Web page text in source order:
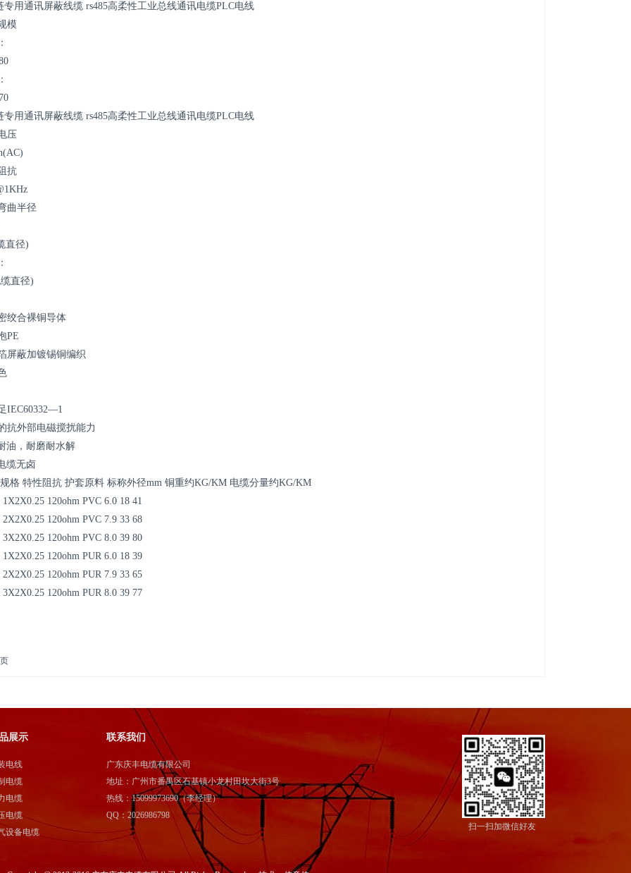
专用通讯屏蔽线缆 rs485高柔性工业总线通讯电缆PLC电线
模
专用通讯屏蔽线缆 rs485高柔性工业总线通讯电缆PLC电线
压
抗
曲半径
直径)
直径)
绞合裸铜导体
PE
屏蔽加镀锡铜编织
IEC60332—1
抗外部电磁搅扰能力
油，耐磨耐水解
缆无卤
格 特性阻抗 护套原料 标称外径mm 铜重约KG/KM 电缆分量约KG/KM
1X2X0.25 120ohm PVC 6.0 18 41
2X2X0.25 120ohm PVC 7.9 33 68
3X2X0.25 120ohm PVC 8.0 39 80
1X2X0.25 120ohm PUR 6.0 18 39
2X2X0.25 120ohm PUR 7.9 33 65
3X2X0.25 120ohm PUR 8.0 39 77
页
展示 联系我们
扫一扫加微信好友
电线
电缆
电缆
电缆
设备电缆
广东庆丰电缆有限公司
地址：广州市番禺区石基镇小龙村田坎大街3号
热线：15099973690（李经理）
QQ：2026986798